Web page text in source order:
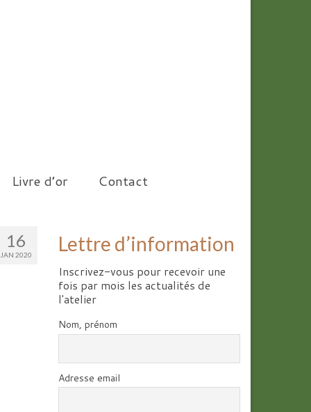
Livre d’or Contact
16
JAN 2020 Lettre d’information
Inscrivez-vous pour recevoir une
fois par mois les actualités de
l'atelier
Nom, prénom
Adresse email